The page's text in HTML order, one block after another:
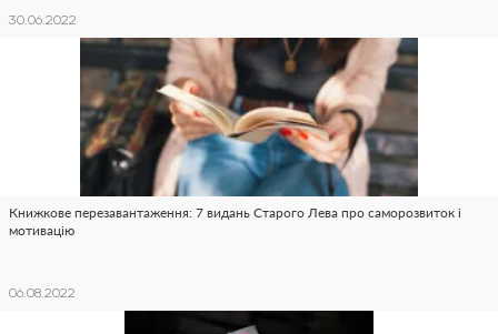
30.06.2022
Книжкове перезавантаження: 7 видань Старого Лева про саморозвиток і
мотивацію
06.08.2022